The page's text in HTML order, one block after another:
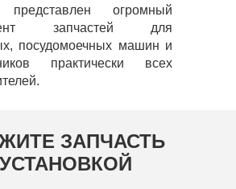
представлен огромный
запчастей для
посудомоечных машин и
практически всех
ЗАПЧАСТЬ